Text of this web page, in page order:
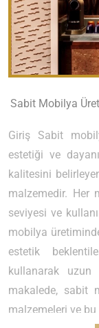
Sabit Mobilya
Giriş Sabit
estetiği ve
kalitesini
malzemedir. Her
seviyesi ve
mobilya
estetik
kullanarak
makalede, sabit
malzemeleri ve